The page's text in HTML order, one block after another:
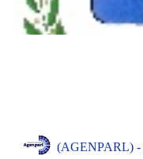
(AGENPARL) -